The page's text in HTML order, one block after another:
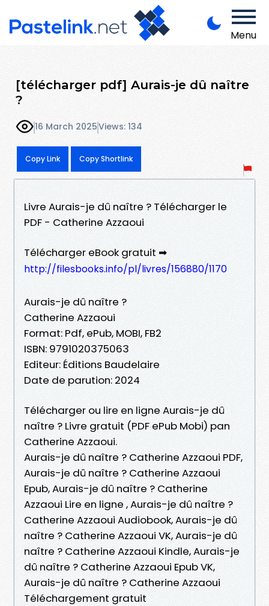
Menu
[télécharger pdf] Aurais-je dû naître
?
16 March 2025Views: 134
Copy Link Copy Shortlink
Livre Aurais-je dû naître ? Télécharger le
PDF - Catherine Azzaoui
Télécharger eBook gratuit ➡
http://filesbooks.info/pl/livres/156880/1170
Aurais-je dû naître ?
Catherine Azzaoui
Format: Pdf, ePub, MOBI, FB2
ISBN: 9791020375063
Editeur: Éditions Baudelaire
Date de parution: 2024
Télécharger ou lire en ligne Aurais-je dû
naître ? Livre gratuit (PDF ePub Mobi) pan
Catherine Azzaoui.
Aurais-je dû naître ? Catherine Azzaoui PDF,
Aurais-je dû naître ? Catherine Azzaoui
Epub, Aurais-je dû naître ? Catherine
Azzaoui Lire en ligne , Aurais-je dû naître ?
Catherine Azzaoui Audiobook, Aurais-je dû
naître ? Catherine Azzaoui VK, Aurais-je dû
naître ? Catherine Azzaoui Kindle, Aurais-je
dû naître ? Catherine Azzaoui Epub VK,
Aurais-je dû naître ? Catherine Azzaoui
Téléchargement gratuit